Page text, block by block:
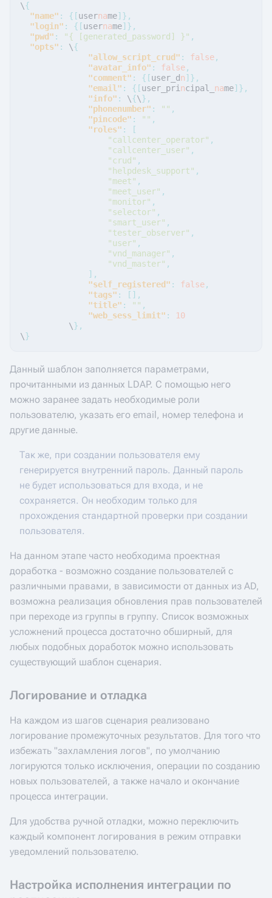
\{
"name" : {[username]},
"login" : {[username]},
"pwd" : "{ [generated_password] }" ,
"opts" : \{
"allow_script_crud" : false,
"avatar_info" : false,
"comment" : {[user_dn]},
"email" : {[user_pri ncipal_ name]},
"info" : \{\},
"phonenumber" : "" ,
"pincode" : "" ,
"roles" :
[
"callcenter_operator" ,
"callcenter_user" ,
"crud" ,
"helpdesk_support" ,
"meet" ,
"meet_user" ,
"monitor" ,
"selector" ,
"smart_user" ,
"tester_observer" ,
"user" ,
"vnd_manager" ,
"vnd_master" ,
],
"self_registered" : false,
"tags" :
[],
"title" : "" ,
"web_sess_limit" :
10
\},
\}
Данный шаблон заполняется параметрами,
прочитанными из данных LDAP. С помощью него
можно заранее задать необходимые роли
пользователю, указать его email, номер телефона и
другие данные.
Так же, при создании пользователя ему
генерируется внутренний пароль. Данный пароль
не будет использоваться для входа, и не
сохраняется. Он необходим только для
прохождения стандартной проверки при создании
пользователя.
На данном этапе часто необходима проектная
доработка - возможно создание пользователей с
различными правами, в зависимости от данных из AD,
возможна реализация обновления прав пользователей
при переходе из группы в группу. Список возможных
усложнений процесса достаточно обширный, для
любых подобных доработок можно использовать
существующий шаблон сценария.
Логирование и отладка
На каждом из шагов сценария реализовано
логирование промежуточных результатов. Для того что
избежать "захламления логов", по умолчанию
логируются только исключения, операции по созданию
новых пользователей, а также начало и окончание
процесса интеграции.
Для удобства ручной отладки, можно переключить
каждый компонент логирования в режим отправки
уведомлений пользователю.
Настройка исполнения интеграции по